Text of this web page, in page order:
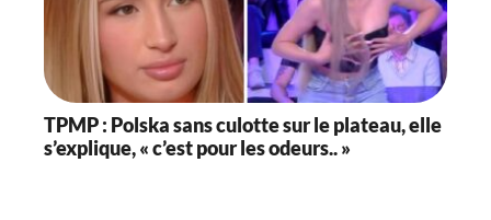
TPMP : Polska sans culotte sur le plateau, elle
s’explique, « c’est pour les odeurs.. »